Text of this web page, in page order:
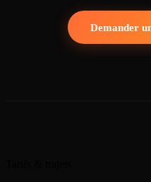
Demander